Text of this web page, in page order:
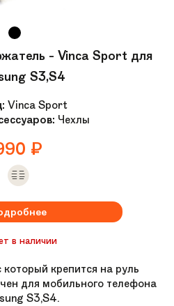
- Vinca Sport для
S3,S4
Vinca Sport
Чехлы
₽
в наличии
крепится на руль
для мобильного телефона
S3,S4.